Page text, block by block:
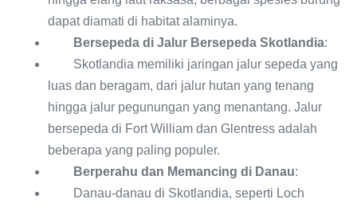
dapat diamati di habitat alaminya.
Bersepeda di Jalur Bersepeda Skotlandia:
Skotlandia memiliki jaringan jalur sepeda yang
luas dan beragam, dari jalur hutan yang tenang
hingga jalur pegunungan yang menantang. Jalur
bersepeda di Fort William dan Glentress adalah
beberapa yang paling populer.
Berperahu dan Memancing di Danau:
Danau-danau di Skotlandia, seperti Loch